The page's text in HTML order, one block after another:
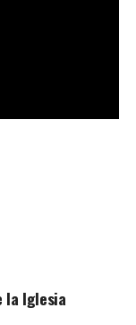
la Iglesia